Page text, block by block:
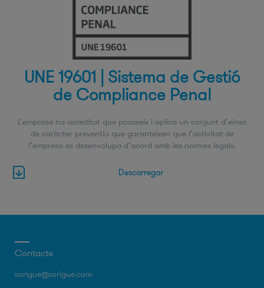
UNE 19601 | Sistema de Gestió
de Compliance Penal
L’empresa ha acreditat que posseeix i aplica un conjunt d’eines
de caràcter preventiu que garanteixen que l’activitat de
l’empresa es desenvolupa d’acord amb les normes legals.
Descarregar
Contacte
sorigue@sorigue.com